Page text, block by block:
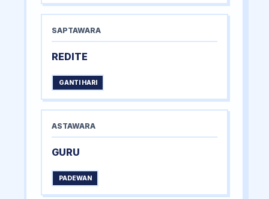
SAPTAWARA
REDITE
GANTI HARI
ASTAWARA
GURU
PADEWAN